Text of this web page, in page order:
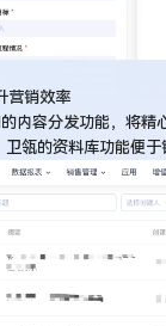
营销效率
内容分发功能，将精
卫瓴的资料库功能便